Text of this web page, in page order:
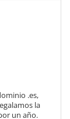
.es,
la
un año.